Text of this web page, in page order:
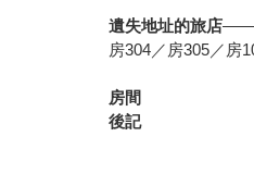
遺失地址的旅店——
房304／房305／房
房間
後記